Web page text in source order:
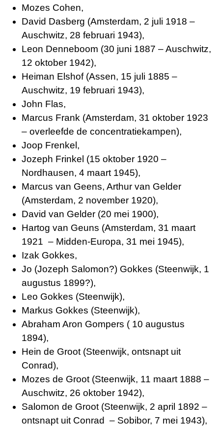
Mozes Cohen,
David Dasberg (Amsterdam, 2 juli 1918 –
Auschwitz, 28 februari 1943),
Leon Denneboom (30 juni 1887 – Auschwitz,
12 oktober 1942),
Heiman Elshof (Assen, 15 juli 1885 –
Auschwitz, 19 februari 1943),
John Flas,
Marcus Frank (Amsterdam, 31 oktober 1923
– overleefde de concentratiekampen),
Joop Frenkel,
Jozeph Frinkel (15 oktober 1920 –
Nordhausen, 4 maart 1945),
Marcus van Geens, Arthur van Gelder
(Amsterdam, 2 november 1920),
David van Gelder (20 mei 1900),
Hartog van Geuns (Amsterdam, 31 maart
1921 – Midden-Europa, 31 mei 1945),
Izak Gokkes,
Jo (Jozeph Salomon?) Gokkes (Steenwijk, 1
augustus 1899?),
Leo Gokkes (Steenwijk),
Markus Gokkes (Steenwijk),
Abraham Aron Gompers ( 10 augustus
1894),
Hein de Groot (Steenwijk, ontsnapt uit
Conrad),
Mozes de Groot (Steenwijk, 11 maart 1888 –
Auschwitz, 26 oktober 1942),
Salomon de Groot (Steenwijk, 2 april 1892 –
ontsnapt uit Conrad – Sobibor, 7 mei 1943),